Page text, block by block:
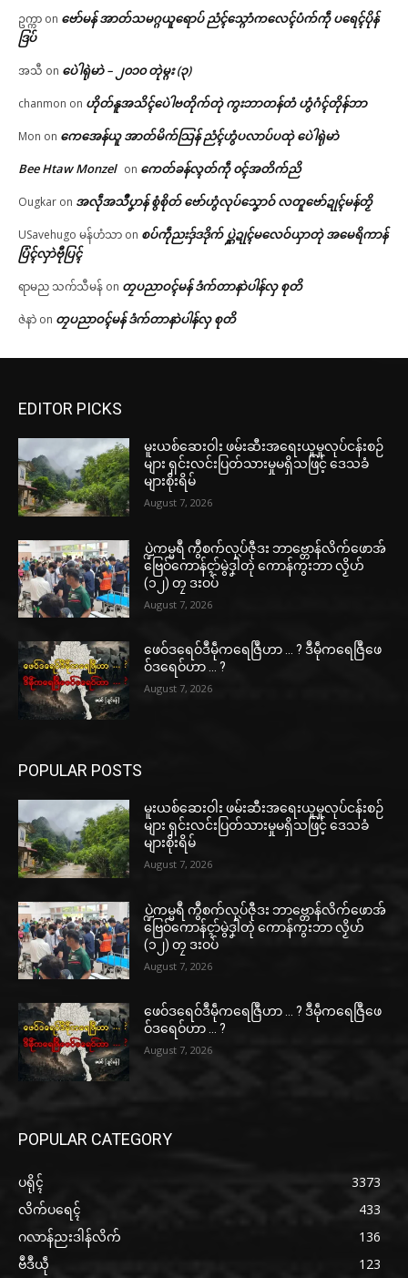
ဥက္ကာ on ဗော်မန် အာတ်သမဂ္ဂယူရောပ် ညံၚ်သ္ဂောံကလေၚ်ပံက်ကဵု ပရေၚ်ပိုန်
ဒြပ်
အသီ on ပေဲါရုဲမာဲ – ၂၀၁၀ တုဲမ္ဂး (၃)
chanmon on ဟိုတ်နူအသိၚ်ပေဲါဗတိုက်တုဲ ကွးဘာတန်တံ ဟွံဂံၚ်တိုန်ဘာ
Mon on ကေအေန်ယူ အာတ်မိက်သြန် ညံၚ်ဟွံပလာပ်ပထုဲ ပေဲါရုဲမာဲ
Bee Htaw Monzel on ကေတ်ခန်လ္ၚတ်ကဵု ၀ၚ်အတိက်ညိ
Ougkar on အလဵုအသဳပၞာန် စွံစိုတ် ဗော်ဟွံလုပ်သၞောဝ် လတူဗော်ဍုၚ်မန်တၟိ
USavehugo မန်ဟံသာ on စပ်ကဵုညးဒှ်ဒဒိုက် ပ္ဋဲဍုၚ်မလေဝ်ယှာတုဲ အမေရိကာန်
ပြံၚ်လှာဲဗီုပြၚ်
ရာမည သက်သီမန် on တၠပညာဝၚ်မန် ဒံက်တာနာဲပါန်လှ စုတိ
ဇဲနာဲ on တၠပညာဝၚ်မန် ဒံက်တာနာဲပါန်လှ စုတိ
EDITOR PICKS
မူးယစ်ဆေးဝါး ဖမ်းဆီးအရေးယူမှုလုပ်ငန်းစဉ်
များ ရှင်းလင်းပြတ်သားမှုမရှိသဖြင့် ဒေသခံ
များစိုးရိမ်
August 7, 2026
ပ္ဍဲကမ္မရဳ ကွဳစက်လုပ်ဇီုဒး ဘာဗ္တောန်လိက်ဖောအ်
ဗြေဝ်ကောန်ၚာ်မွဲဒၞါဲတုဲ ကောန်ကွးဘာ လၟိဟ်
(၁၂) တၠ ဒးဝပ်
August 7, 2026
ဖေဝ်ဒရေဝ်ဒဳမဵုကရေဇြဳဟာ … ? ဒဳမဵုကရေဇြဳဖေ
ဝ်ဒရေဝ်ဟာ … ?
August 7, 2026
POPULAR POSTS
မူးယစ်ဆေးဝါး ဖမ်းဆီးအရေးယူမှုလုပ်ငန်းစဉ်
များ ရှင်းလင်းပြတ်သားမှုမရှိသဖြင့် ဒေသခံ
များစိုးရိမ်
August 7, 2026
ပ္ဍဲကမ္မရဳ ကွဳစက်လုပ်ဇီုဒး ဘာဗ္တောန်လိက်ဖောအ်
ဗြေဝ်ကောန်ၚာ်မွဲဒၞါဲတုဲ ကောန်ကွးဘာ လၟိဟ်
(၁၂) တၠ ဒးဝပ်
August 7, 2026
ဖေဝ်ဒရေဝ်ဒဳမဵုကရေဇြဳဟာ … ? ဒဳမဵုကရေဇြဳဖေ
ဝ်ဒရေဝ်ဟာ … ?
August 7, 2026
POPULAR CATEGORY
ပရိုၚ်
3373
လိက်ပရေၚ်
433
ဂလာန်ညးဒါန်လိက်
136
ဗဳဒဳယဵု
123